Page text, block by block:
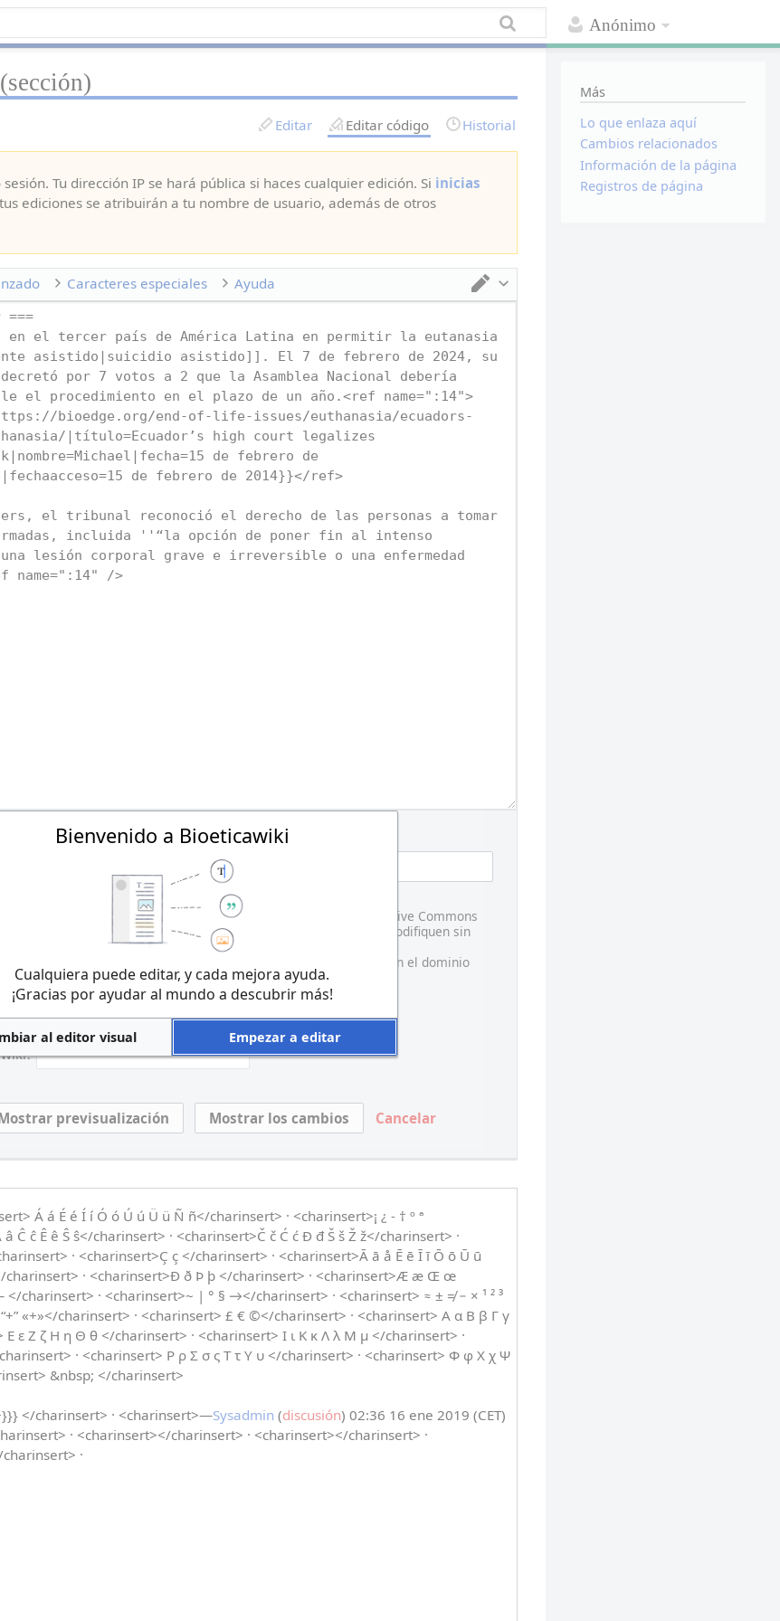
Anónimo
Editar Editar código Historial
Tu dirección IP se hará pública si haces cualquier edición. Si inicias
ediciones se atribuirán a tu nombre de usuario, además de otros
Cambiar de editor
Caracteres especiales Ayuda
a Bioeticawiki se consideran publicadas bajo la Creative Commons
de autor
para más información). Si no deseas que las modifiquen sin
no las publiques aquí.
eres el autor de lo que escribiste, o lo copiaste de una fuente en el dominio
uses textos con copyright sin permiso!
la pregunta que aparece abajo (
Cancelar
Á á É é Í í Ó ó Ú ú Ü ü Ñ ñ</charinsert> · <charinsert>¡ ¿ - † º ª
Ĉ ĉ Ê ê Ŝ ŝ</charinsert> · <charinsert>Č č Ć ć Đ đ Š š Ž ž</charinsert> ·
· <charinsert>Ç ç </charinsert> · <charinsert>Ā ā å Ē ē Ī ī Ō ō Ū ū
charinsert> · <charinsert>Ð ð Þ þ </charinsert> · <charinsert>Æ æ Œ œ
charinsert> · <charinsert>~ | ° § →</charinsert> · <charinsert> ≈ ± ≠ − × ¹ ² ³
“+” «+»</charinsert> · <charinsert> £ € ©</charinsert> · <charinsert> Α α Β β Γ γ
ε Ζ ζ Η η Θ θ </charinsert> · <charinsert> Ι ι Κ κ Λ λ Μ μ </charinsert> ·
· <charinsert> Ρ ρ Σ σ ς Τ τ Υ υ </charinsert> · <charinsert> Φ φ Χ χ Ψ
&nbsp; </charinsert>
</charinsert> · <charinsert>—Sysadmin (discusión) 02:36 16 ene 2019 (CET)
· <charinsert></charinsert> · <charinsert></charinsert> ·
·
Más
Lo que enlaza aquí
Cambios relacionados
Información de la página
Registros de página
Bienvenido a Bioeticawiki
Cualquiera puede editar, y cada mejora ayuda.
¡Gracias por ayudar al mundo a descubrir más!
al editor visual Empezar a editar